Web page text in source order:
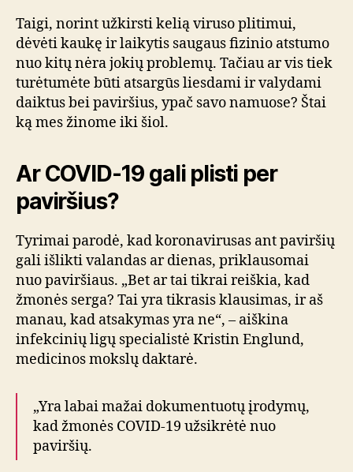
Taigi, norint užkirsti kelią viruso plitimui,
dėvėti kaukę ir laikytis saugaus fizinio atstumo
nuo kitų nėra jokių problemų. Tačiau ar vis tiek
turėtumėte būti atsargūs liesdami ir valydami
daiktus bei paviršius, ypač savo namuose? Štai
ką mes žinome iki šiol.
Ar COVID-19 gali plisti per
paviršius?
Tyrimai parodė, kad koronavirusas ant paviršių
gali išlikti valandas ar dienas, priklausomai
nuo paviršiaus. „Bet ar tai tikrai reiškia, kad
žmonės serga? Tai yra tikrasis klausimas, ir aš
manau, kad atsakymas yra ne“, – aiškina
infekcinių ligų specialistė Kristin Englund,
medicinos mokslų daktarė.
„Yra labai mažai dokumentuotų įrodymų,
kad žmonės COVID-19 užsikrėtė nuo
paviršių.